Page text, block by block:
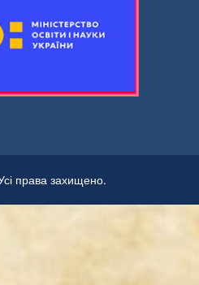
права захищено.